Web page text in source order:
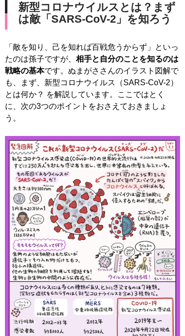
新型コロナウイルスとは？まず
は敵「SARS-CoV-2」を知ろう
「敵を知り、己を知れば百戦危うからず」といっ
たのは孫子ですが、 相手と自分のことを知るのは
戦略の基本です。ぬまがささんのイラスト図解で
も、まず、新型コロナウイルス（SARS-CoV-2）
とは何か？ を解説しています。ここではとく
に、次の3つのポイントをおさえておきましょ
う。